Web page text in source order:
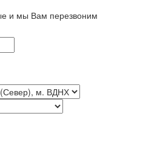
и мы Вам перезвоним